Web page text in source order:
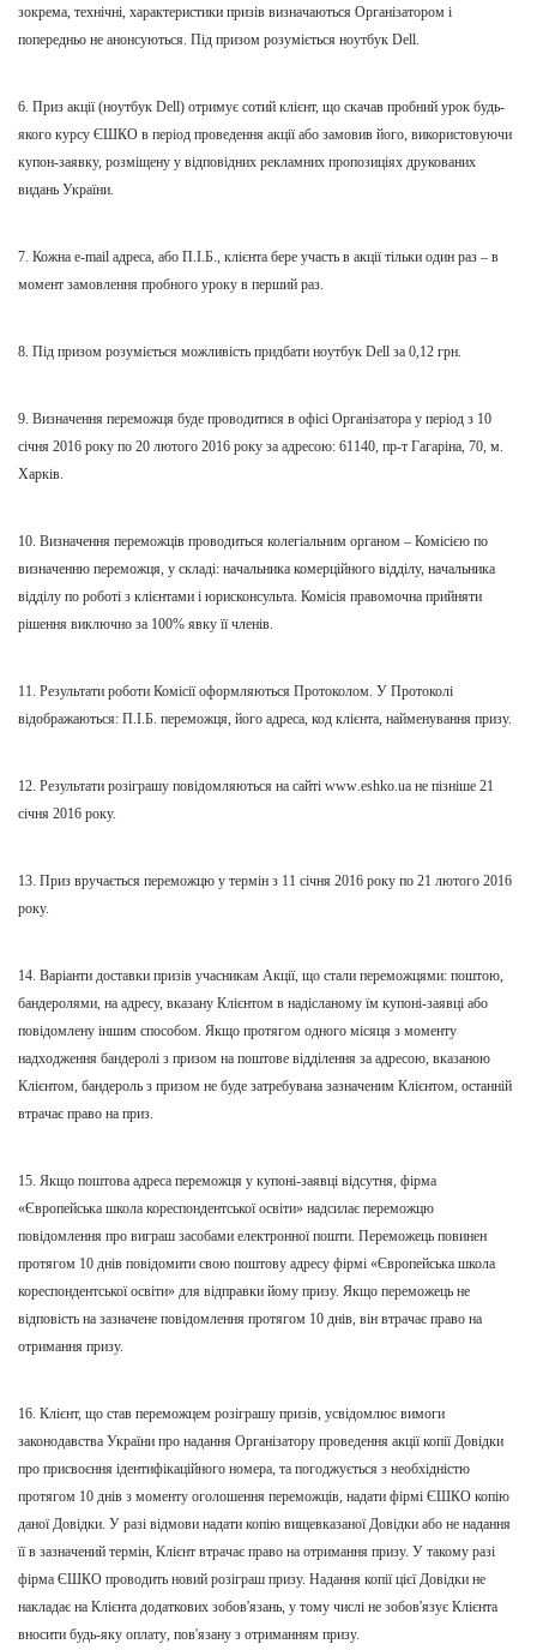
зокрема, технічні, характеристики призів визначаються Організатором і
попередньо не анонсуються. Під призом розуміється ноутбук Dell.
6. Приз акції (ноутбук Dell) отримує сотий клієнт, що скачав пробний урок будь-
якого курсу ЄШКО в період проведення акції або замовив його, використовуючи
купон-заявку, розміщену у відповідних рекламних пропозиціях друкованих
видань України.
7. Кожна e-mail адреса, або П.І.Б., клієнта бере участь в акції тільки один раз – в
момент замовлення пробного уроку в перший раз.
8. Під призом розуміється можливість придбати ноутбук Dell за 0,12 грн.
9. Визначення переможця буде проводитися в офісі Організатора у період з 10
січня 2016 року по 20 лютого 2016 року за адресою: 61140, пр-т Гагаріна, 70, м.
Харків.
10. Визначення переможців проводиться колегіальним органом – Комісією по
визначенню переможця, у складі: начальника комерційного відділу, начальника
відділу по роботі з клієнтами і юрисконсульта. Комісія правомочна прийняти
рішення виключно за 100% явку її членів.
11. Результати роботи Комісії оформляються Протоколом. У Протоколі
відображаються: П.І.Б. переможця, його адреса, код клієнта, найменування призу.
12. Результати розіграшу повідомляються на сайті www.eshko.ua не пізніше 21
січня 2016 року.
13. Приз вручається переможцю у термін з 11 січня 2016 року по 21 лютого 2016
року.
14. Варіанти доставки призів учасникам Акції, що стали переможцями: поштою,
бандеролями, на адресу, вказану Клієнтом в надісланому їм купоні-заявці або
повідомлену іншим способом. Якщо протягом одного місяця з моменту
надходження бандеролі з призом на поштове відділення за адресою, вказаною
Клієнтом, бандероль з призом не буде затребувана зазначеним Клієнтом, останній
втрачає право на приз.
15. Якщо поштова адреса переможця у купоні-заявці відсутня, фірма
«Європейська школа кореспондентської освіти» надсилає переможцю
повідомлення про виграш засобами електронної пошти. Переможець повинен
протягом 10 днів повідомити свою поштову адресу фірмі «Європейська школа
кореспондентської освіти» для відправки йому призу. Якщо переможець не
відповість на зазначене повідомлення протягом 10 днів, він втрачає право на
отримання призу.
16. Клієнт, що став переможцем розіграшу призів, усвідомлює вимоги
законодавства України про надання Організатору проведення акції копії Довідки
про присвоєння ідентифікаційного номера, та погоджується з необхідністю
протягом 10 днів з моменту оголошення переможців, надати фірмі ЄШКО копію
даної Довідки. У разі відмови надати копію вищевказаної Довідки або не надання
її в зазначений термін, Клієнт втрачає право на отримання призу. У такому разі
фірма ЄШКО проводить новий розіграш призу. Надання копії цієїДовідки не
накладає на Клієнта додаткових зобов'язань, у тому числі не зобов'язує Клієнта
вносити будь-яку оплату, пов'язану з отриманням призу.